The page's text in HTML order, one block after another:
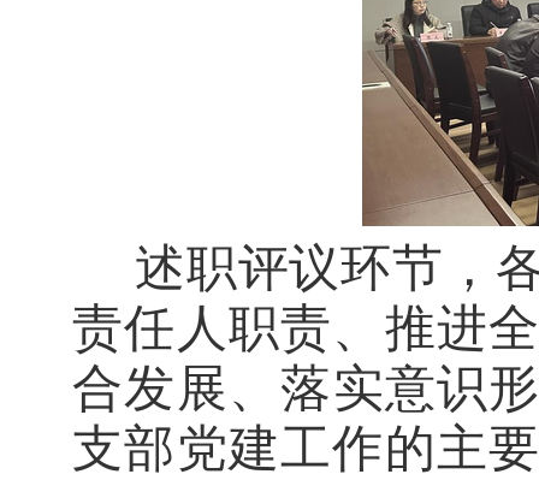
述职评议环节，
责任人职责、推进
合发展、 落实意识
支部党建工作的主